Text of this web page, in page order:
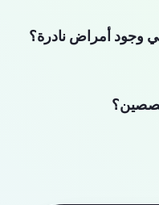
وجود أمراض نادرة؟